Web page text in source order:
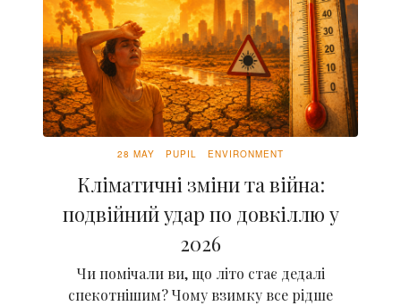
28 MAY PUPIL ENVIRONMENT
Кліматичні зміни та війна:
подвійний удар по довкіллю у
2026
Чи помічали ви, що літо стає дедалі
спекотнішим? Чому взимку все рідше